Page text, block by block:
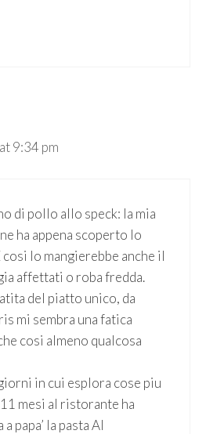
9:34 pm
di pollo allo speck: la mia
ha appena scoperto lo
cosi lo mangierebbe anche il
affettati o roba fredda.
del piatto unico, da
mi sembra una fatica
cosi almeno qualcosa
in cui esplora cose piu
mesi al ristorante ha
papa’ la pasta Al